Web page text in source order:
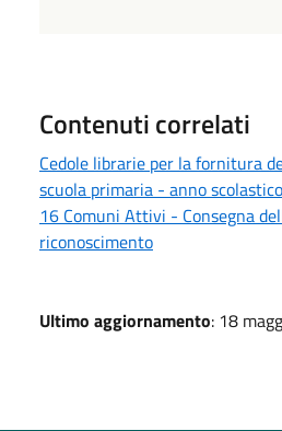
Contenuti correlati
Cedole librarie per la fornitura
scuola primaria - anno
16 Comuni Attivi - Consegna
riconoscimento
Ultimo aggiornamento: 18